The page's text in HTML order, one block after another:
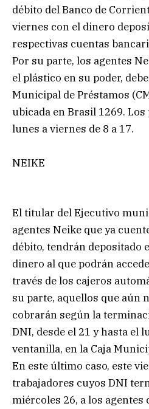
débito del Banco de
viernes con el dinero
respectivas cuentas
Por su parte, los agentes
el plástico en su poder,
Municipal de Préstamos
ubicada en Brasil 1269. Los
lunes a viernes de 8 a 17.
NEIKE
El titular del Ejecutivo
agentes Neike que ya
débito, tendrán depositado
dinero al que podrán
través de los cajeros
su parte, aquellos que aún
cobrarán según la
DNI, desde el 21 y hasta el
ventanilla, en la Caja
En este último caso, este
trabajadores cuyos DNI
miércoles 26, a los